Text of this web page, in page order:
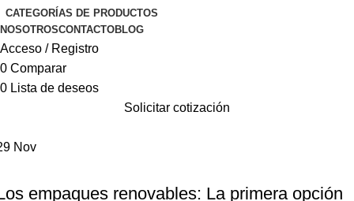
CATEGORÍAS DE PRODUCTOS
NOSOTROSCONTACTOBLOG
Acceso / Registro
0 Comparar
0 Lista de deseos
Solicitar cotización
Nov
empaques renovables: La primera opción